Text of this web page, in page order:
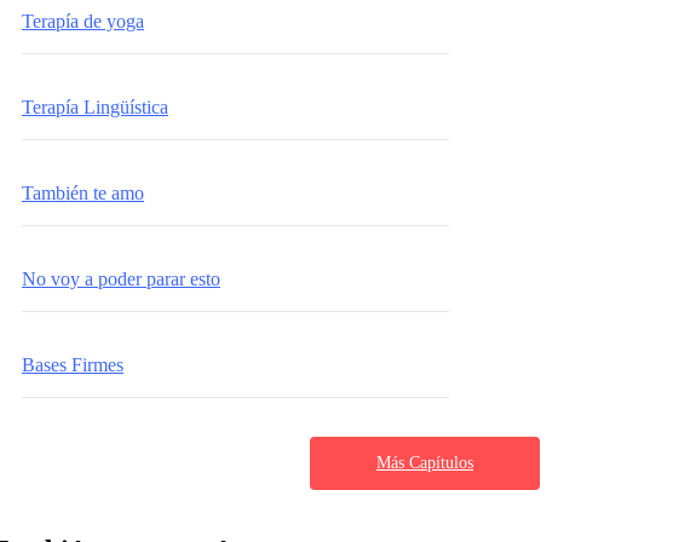
Terapía de yoga
Terapía Lingüística
También te amo
No voy a poder parar esto
Bases Firmes
Más Capítulos